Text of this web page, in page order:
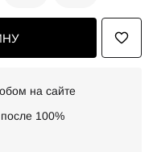
на сайте
100%